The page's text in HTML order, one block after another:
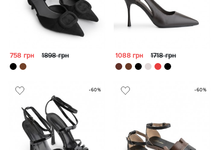
758 грн 1898 грн 1088 грн 1718 грн
-60% -60%